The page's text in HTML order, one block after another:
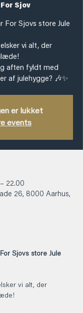
Sjov
For Sjovs store Jule
vi alt, der
aften fyldt med
af julehygge? 🎶✨
er lukket
events
22.00
26, 8000 Aarhus,
Sjovs store Jule
vi alt, der